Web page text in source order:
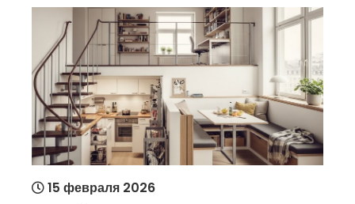
15 февраля 2026